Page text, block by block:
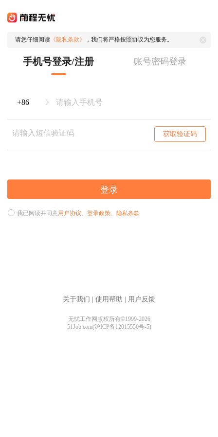
请您仔细阅读 《隐私条款》 ，我们将严格按照协议为您服务。
手机号登录/注册 账号密码登录
获取验证码
登录
我已阅读并同意用户协议、 登录政策、 隐私条款
关于我们 使用帮助 用户反馈
无忧工作网版权所有©1999-2026
51Job.com(沪ICP备12015550号-5)